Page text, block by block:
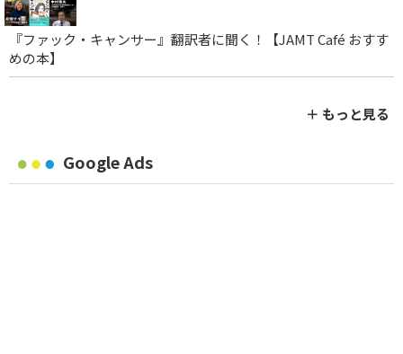
『ファック・キャンサー』翻訳者に聞く！【JAMT Café おすす
めの本】
＋ もっと見る
Google Ads